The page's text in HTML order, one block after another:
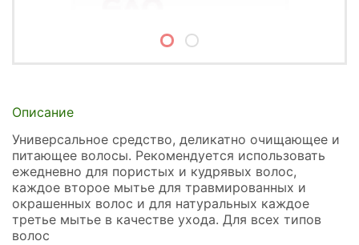
Описание
Универсальное средство, деликатно очищающее и
питающее волосы. Рекомендуется использовать
ежедневно для пористых и кудрявых волос,
каждое второе мытье для травмированных и
окрашенных волос и для натуральных каждое
третье мытье в качестве ухода. Для всех типов
волос